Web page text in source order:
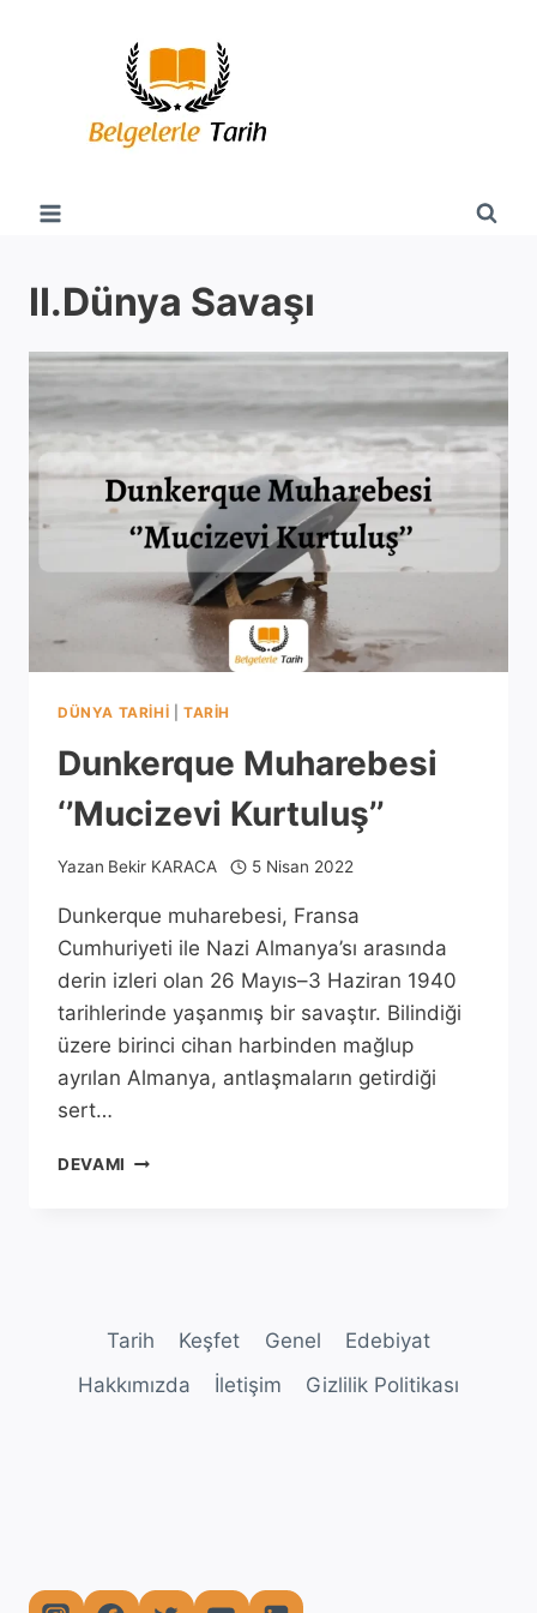
II.Dünya Savaşı
DÜNYA TARIHI TARIH
Dunkerque Muharebesi
‘’Mucizevi Kurtuluş’’
Yazan Bekir KARACA 5 Nisan 2022
Dunkerque muharebesi, Fransa
Cumhuriyeti ile Nazi Almanya’sı arasında
derin izleri olan 26 Mayıs–3 Haziran 1940
tarihlerinde yaşanmış bir savaştır. Bilindiği
üzere birinci cihan harbinden mağlup
ayrılan Almanya, antlaşmaların getirdiği
sert…
DEVAMI DUNKERQUE
Tarih Keşfet Genel
Edebiyat
Hakkımızda
İletişim Gizlilik Politikası